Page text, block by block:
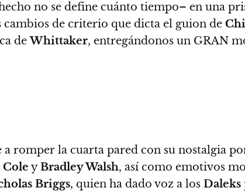
no se define cuánto tiempo– en una
cambios de criterio que dicta el guion de
deWhittaker, entregándonos un GRAN
a romper la cuarta pared con su nostalgia
Cole yBradley Walsh, así como emotivos
Briggs, quien ha dado voz a los Daleks